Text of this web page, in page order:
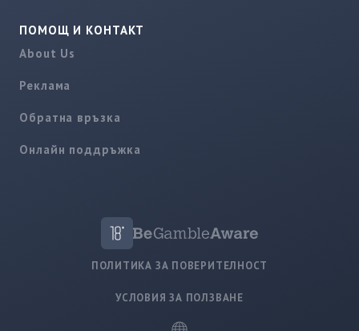
ПОМОЩ И КОНТАКТ
About Us
Реклама
Обратна връзка
Онлайн поддръжка
ПОЛИТИКА ЗА ПОВЕРИТЕЛНОСТ
УСЛОВИЯ ЗА ПОЛЗВАНЕ